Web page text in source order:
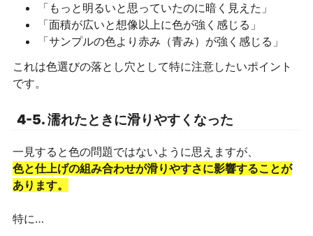
「もっと明るいと思っていたのに暗く見えた」
「面積が広いと想像以上に色が強く感じる」
「サンプルの色より赤み（青み）が強く感じる」
これは色選びの落とし穴として特に注意したいポイント
です。
4-5. 濡れたときに滑りやすくなった
一見すると色の問題ではないように思えますが、
色と仕上げの組み合わせが滑りやすさに影響することが
あります。
特に…